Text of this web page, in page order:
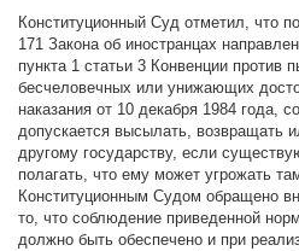
Конституционный Суд отметил, что
171 Закона об иностранцах
пункта 1 статьи 3 Конвенции против
бесчеловечных или унижающих
наказания от 10 декабря 1984 года,
допускается высылать, возвращать
другому государству, если
полагать, что ему может угрожать
Конституционным Судом обращено
то, что соблюдение приведенной
должно быть обеспечено и при